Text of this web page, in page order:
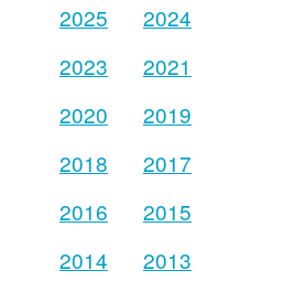
2025
2024
2023
2021
2020
2019
2018
2017
2016
2015
2014
2013